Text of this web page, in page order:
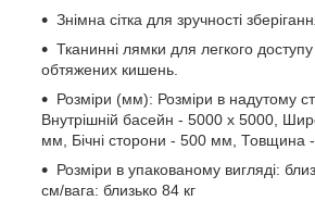
Знімна сітка для зручності
Тканинні лямки для легкого
обтяжених кишень.
Розміри (мм): Розміри в надутому
Внутрішній басейн - 5000 х 5000,
мм, Бічні сторони - 500 мм, Товщина
Розміри в упакованому вигляді:
см/вага: близько 84 кг